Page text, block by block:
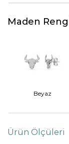
Maden
Beyaz
Ürün Ölçüleri